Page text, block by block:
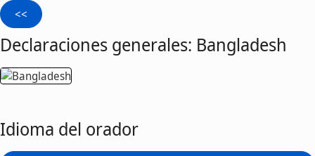
Declaraciones generales: Bangladesh
Idioma del orador